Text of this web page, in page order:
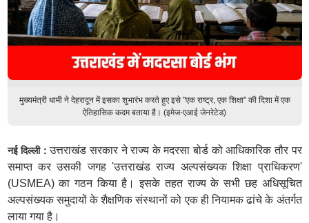
मुख्यमंत्री धामी ने देहरादून में इसका शुभारंभ करते हुए इसे "एक राष्ट्र, एक शिक्षा" की दिशा में एक
ऐतिहासिक कदम बताया है। (इमेज-एआई जेनरेटेड)
नई दिल्ली : उत्तराखंड सरकार ने राज्य के मदरसा बोर्ड को आधिकारिक तौर पर
समाप्त कर उसकी जगह 'उत्तराखंड राज्य अल्पसंख्यक शिक्षा प्राधिकरण'
(USMEA) का गठन किया है। इसके तहत राज्य के सभी छह अधिसूचित
अल्पसंख्यक समुदायों के शैक्षणिक संस्थानों को एक ही नियामक ढांचे के अंतर्गत
लाया गया है।